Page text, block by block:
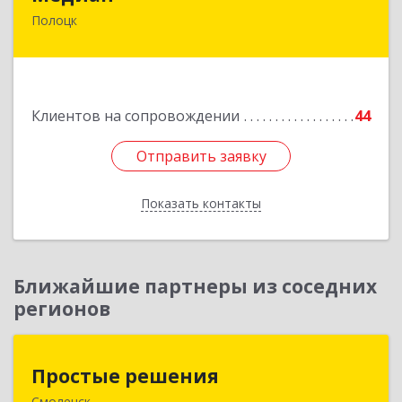
Полоцк
Клиентов на сопровождении 44
Отправить заявку
Показать контакты
Отправить заявку
Назад
Ближайшие партнеры из соседних
регионов
Простые решения